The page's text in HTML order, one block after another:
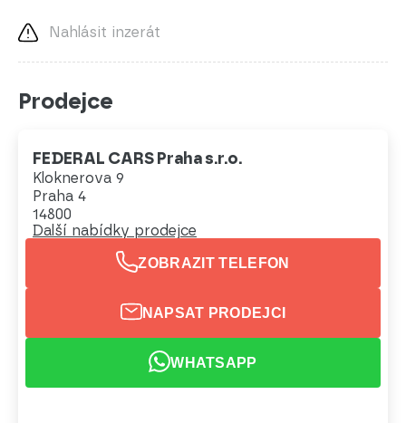
Nahlásit inzerát
Prodejce
FEDERAL CARS Praha s.r.o.
Kloknerova 9
Praha 4
14800
Další nabídky prodejce
ZOBRAZIT TELEFON
NAPSAT PRODEJCI
WHATSAPP